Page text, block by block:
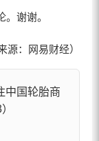
谢谢。
源：网易财经）
中国轮胎商